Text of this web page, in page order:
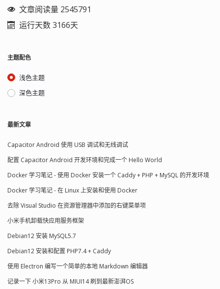
文章阅读量 2545791
运行天数 3166天
主题配色
浅色主题
深色主题
最新文章
Capacitor Android 使用 USB 调试和无线调试
配置 Capacitor Android 开发环境和完成一个 Hello World
Docker 学习笔记 - 使用 Docker 安装一个 Caddy + PHP + MySQL 的开发环境
Docker 学习笔记 - 在 Linux 上安装和使用 Docker
去除 Visual Studio 在资源管理器中添加的右键菜单项
小米手机卸载快应用服务框架
Debian12 安装 MySQL5.7
Debian12 安装和配置 PHP7.4 + Caddy
使用 Electron 编写一个简单的本地 Markdown 编辑器
记录一下 小米13Pro 从 MIUI14 刷到最新澎湃OS